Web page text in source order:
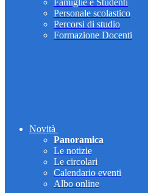
Famiglie e Studenti
Personale scolastico
Percorsi di studio
Formazione Docenti
Novità
Panoramica
Le notizie
Le circolari
Calendario eventi
Albo online